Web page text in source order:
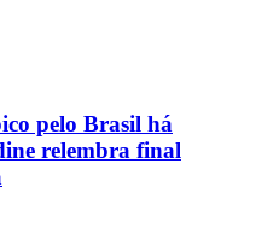
pelo Brasil há
relembra final